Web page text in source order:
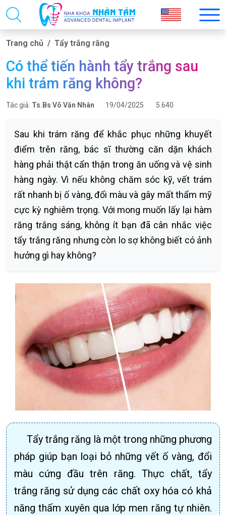
Trang chủ Tẩy trắng răng
Có thể tiến hành tẩy trắng sau
khi trám răng không?
Tác giả: Ts.Bs Võ Văn Nhân 19/04/2025 5.640
Sau khi trám răng để khắc phục những khuyết
điểm trên răng, bác sĩ thường căn dặn khách
hàng phải thật cẩn thận trong ăn uống và vệ sinh
hàng ngày. Vì nếu không chăm sóc kỹ, vết trám
rất nhanh bị ố vàng, đổi màu và gây mất thẩm mỹ
cực kỳ nghiêm trọng. Với mong muốn lấy lại hàm
răng trắng sáng, không ít bạn đã cân nhắc việc
tẩy trắng răng nhưng còn lo sợ không biết có ảnh
hưởng gì hay không?
Tẩy trắng răng là một trong những phương
pháp giúp bạn loại bỏ những vết ố vàng, đổi
màu cứng đầu trên răng. Thực chất, tẩy
trắng răng sử dụng các chất oxy hóa có khả
năng thấm xuyên qua lớp men răng tự nhiên.